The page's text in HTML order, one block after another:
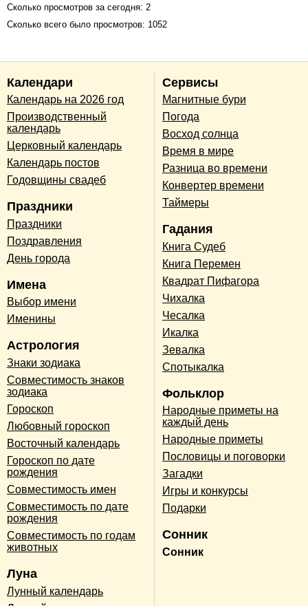
Сколько просмотров за сегодня: 2
Сколько всего было просмотров: 1052
Календари
Календарь на 2026 год
Производственный
календарь
Церковный календарь
Календарь постов
Годовщины свадеб
Праздники
Праздники
Поздравления
День города
Имена
Выбор имени
Именины
Астрология
Знаки зодиака
Совместимость знаков
зодиака
Гороскоп
Любовный гороскоп
Восточный календарь
Гороскоп по дате
рождения
Совместимость имен
Совместимость по дате
рождения
Совместимость по годам
животных
Луна
Лунный календарь
Сервисы
Магнитные бури
Погода
Восход солнца
Время в мире
Разница во времени
Конвертер времени
Таймеры
Гадания
Книга Судеб
Книга Перемен
Квадрат Пифагора
Чихалка
Чесалка
Икалка
Зевалка
Спотыкалка
Фольклор
Народные приметы на
каждый день
Народные приметы
Пословицы и поговорки
Загадки
Игры и конкурсы
Подарки
Сонник
Сонник